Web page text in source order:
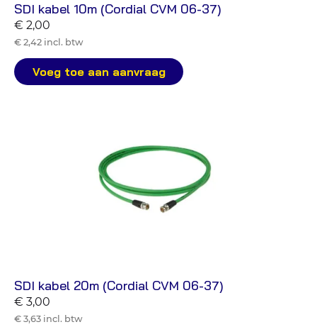
SDI kabel 10m (Cordial CVM 06-37)
€ 2,00
€ 2,42 incl. btw
Voeg toe aan aanvraag
SDI kabel 20m (Cordial CVM 06-37)
€ 3,00
€ 3,63 incl. btw